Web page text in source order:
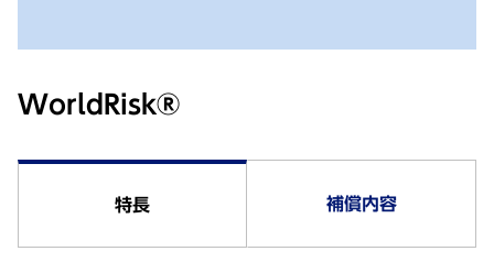
WorldRisk®
特長 補償内容